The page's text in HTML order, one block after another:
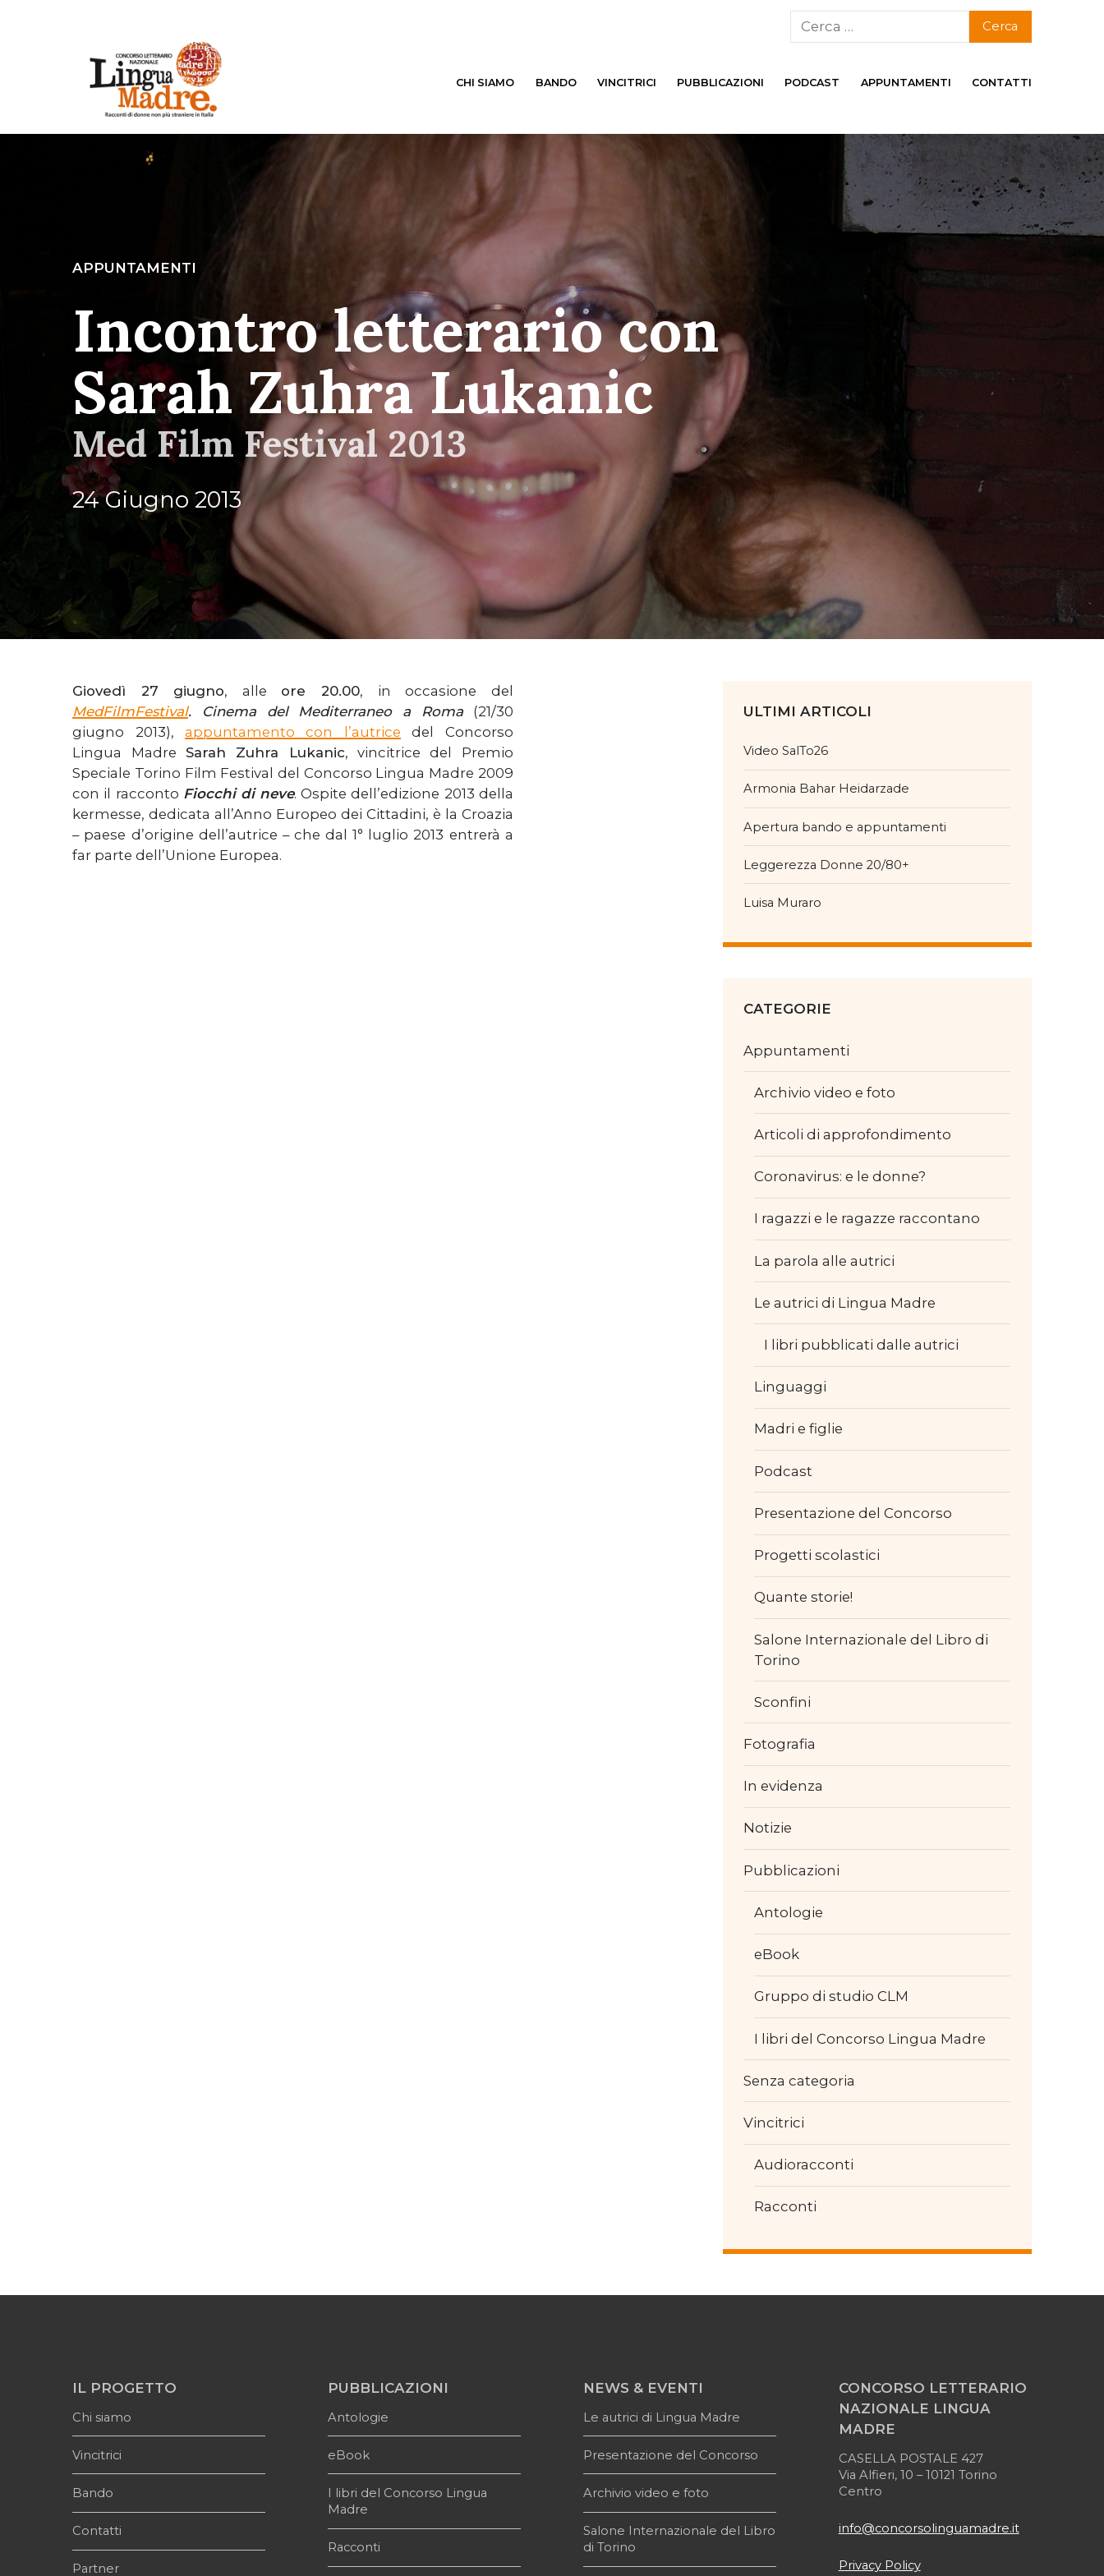
CHI SIAMO BANDO VINCITRICI PUBBLICAZIONI PODCAST APPUNTAMENTI CONTATTI
APPUNTAMENTI
Incontro letterario con
Sarah Zuhra Lukanic
Med Film Festival 2013
24 Giugno 2013
Giovedì 27 giugno, alle ore 20.00, in occasione del
MedFilmFestival. Cinema del Mediterraneo a Roma(21/30
giugno 2013),appuntamento con l’autrice del Concorso
Lingua Madre Sarah Zuhra Lukanic, vincitrice del Premio
Speciale Torino Film Festival del Concorso Lingua Madre 2009
con il racconto Fiocchi di neve. Ospite dell’edizione 2013 della
kermesse, dedicata all’Anno Europeo dei Cittadini, è la Croazia
– paese d’origine dell’autrice – che dal 1° luglio 2013 entrerà a
far parte dell’Unione Europea.
ULTIMI ARTICOLI
Video SalTo26
Armonia Bahar Heidarzade
Apertura bando e appuntamenti
Leggerezza Donne 20/80+
Luisa Muraro
CATEGORIE
Appuntamenti
Archivio video e foto
Articoli di approfondimento
Coronavirus: e le donne?
I ragazzi e le ragazze raccontano
La parola alle autrici
Le autrici di Lingua Madre
I libri pubblicati dalle autrici
Linguaggi
Madri e figlie
Podcast
Presentazione del Concorso
Progetti scolastici
Quante storie!
Salone Internazionale del Libro di
Torino
Sconfini
Fotografia
In evidenza
Notizie
Pubblicazioni
Antologie
eBook
Gruppo di studio CLM
I libri del Concorso Lingua Madre
Senza categoria
Vincitrici
Audioracconti
Racconti
IL PROGETTO
Chi siamo
Vincitrici
Bando
Contatti
Partner
PUBBLICAZIONI
Antologie
eBook
I libri del Concorso Lingua
Madre
Racconti
NEWS & EVENTI
Le autrici di Lingua Madre
Presentazione del Concorso
Archivio video e foto
Salone Internazionale del Libro
di Torino
CONCORSO LETTERARIO
NAZIONALE LINGUA
MADRE
CASELLA POSTALE 427
Via Alfieri, 10 – 10121 Torino
Centro
info@concorsolinguamadre.it
Privacy Policy